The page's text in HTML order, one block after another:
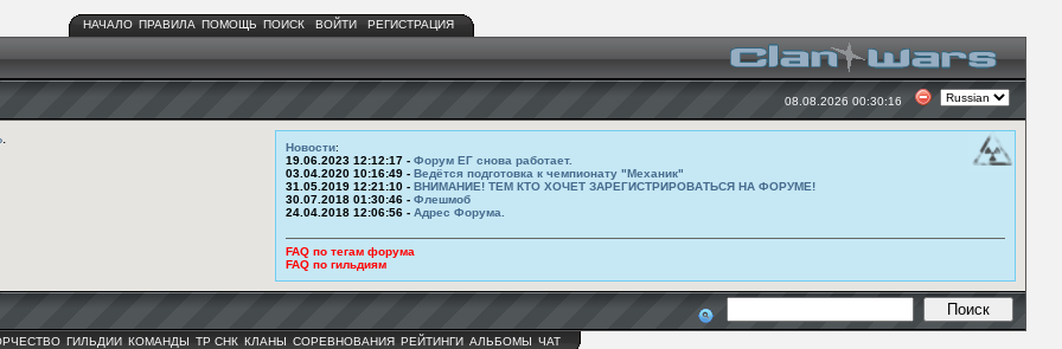
НАЧАЛО ПРАВИЛА ПОМОЩЬ ПОИСК ВОЙТИ РЕГИСТРАЦИЯ
08.08.2026 00:30:16
Новости:
19.06.2023 12:12:17 - Форум ЕГ снова работает.
03.04.2020 10:16:49 - Ведётся подготовка к чемпионату "Механик"
31.05.2019 12:21:10 - ВНИМАНИЕ! ТЕМ КТО ХОЧЕТ ЗАРЕГИСТРИРОВАТЬСЯ НА ФОРУМЕ!
30.07.2018 01:30:46 - Флешмоб
24.04.2018 12:06:56 - Адрес Форума.
FAQ по тегам форума
FAQ по гильдиям
ГИЛЬДИИ КОМАНДЫ ТР СНК КЛАНЫ СОРЕВНОВАНИЯ РЕЙТИНГИ АЛЬБОМЫ ЧАТ